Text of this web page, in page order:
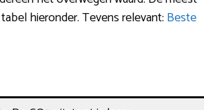
hieronder. Tevens relevant: Beste